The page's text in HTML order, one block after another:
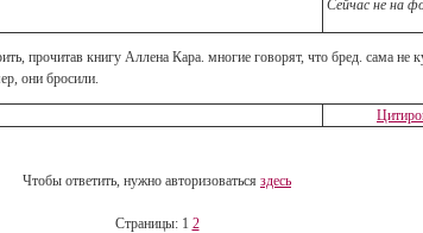
Сейчас не на
прочитав книгу Аллена Кара. многие говорят, что бред. сама не
они бросили.
Чтобы ответить, нужно авторизоваться здесь
Страницы: 1 2